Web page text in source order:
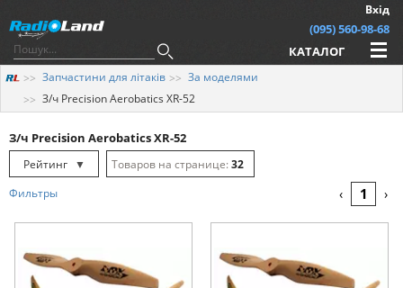
Вхід
(095) 560-98-68
КАТАЛОГ
Запчастини для літаків
За моделями
З/ч Precision Aerobatics XR-52
З/ч Precision Aerobatics XR-52
Рейтинг
▼
Рейтинг
Ціна ▲
32
Фильтры ‹ 1 ›